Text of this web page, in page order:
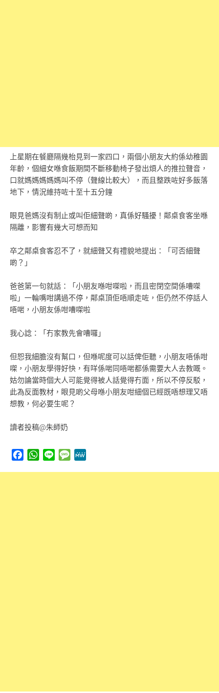
上星期在餐廳隔幾枱見到一家四口，兩個小朋友大約係幼稚園
年齡，個細女喺食飯期間不斷移動椅子發出煩人的推拉聲音，
口就媽媽媽媽媽叫不停（聲線比較大），而且整跌咗好多飯落
地下，情況維持咗十至十五分鐘
眼見爸媽沒有制止或叫佢細聲啲，真係好騷擾！鄰桌食客坐喺
隔離，影響有幾大可想而知
卒之鄰桌食客忍不了，就細聲又有禮貌地提出：「可否細聲
啲？」
爸爸第一句就話：「小朋友喺咁㗎啦，而且密閉空間係嘈㗎
啦」一輪嘴咁講過不停，鄰桌頂佢唔順走咗，佢仍然不停話人
唔啱，小朋友係咁嘈㗎啦
我心諗：「冇家教先會嘈囉」
但恕我細膽沒有幫口，但喺呢度可以話俾佢聽，小朋友唔係咁
㗎，小朋友學得好快，有咩係啱同唔啱都係需要大人去教嘅。
姑勿論當時個大人可能覺得被人話覺得冇面，所以不停反駁，
此為反面教材，眼見啲父母喺小朋友咁細個已經既唔想理又唔
想教，何必要生呢？
讀者投稿@朱師奶
FacebookWhatsApp
Line Message